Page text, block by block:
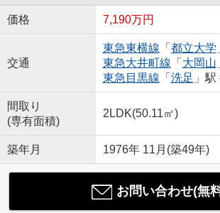
価格 7,190万円
交通
東急東横線 「 都立大学
東急大井町線 「 大岡山
東急目黒線 「 洗足 」
間取り
(専有面積)
2LDK(50.11㎡)
築年月 1976年 11月(築49年)
お問い合わせ(無